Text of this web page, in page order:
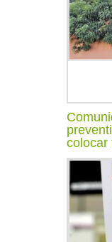
colocar